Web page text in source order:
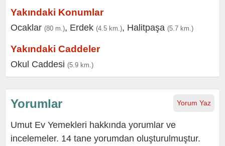
Yakındaki Konumlar
Ocaklar (80 m.), Erdek (4.5 km.), Halitpaşa (5.7 km.)
Yakındaki Caddeler
Okul Caddesi (5.9 km.)
Yorum Yaz
Yorumlar
Umut Ev Yemekleri hakkında yorumlar ve
incelemeler. 14 tane yorumdan oluşturulmuştur.